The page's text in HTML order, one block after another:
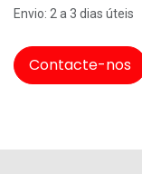
Envio: 2 a 3 dias úteis
Contacte-nos